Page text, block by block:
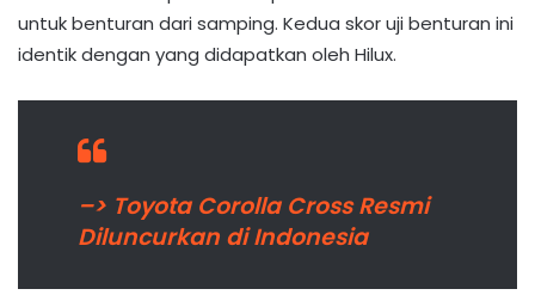
untuk benturan dari samping. Kedua skor uji benturan ini
identik dengan yang didapatkan oleh Hilux.
–> Toyota Corolla Cross Resmi
Diluncurkan di Indonesia